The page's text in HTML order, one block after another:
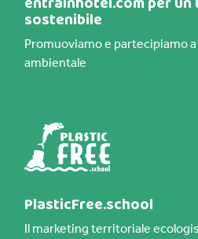
sostenibile
Promuoviamo e partecipiamo
ambientale
PlasticFree.school
Il marketing territoriale